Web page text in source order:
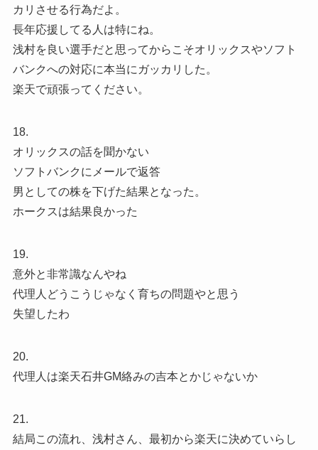
カリさせる行為だよ。
長年応援してる人は特にね。
浅村を良い選手だと思ってからこそオリックスやソフト
バンクへの対応に本当にガッカリした。
楽天で頑張ってください。
18.
オリックスの話を聞かない
ソフトバンクにメールで返答
男としての株を下げた結果となった。
ホークスは結果良かった
19.
意外と非常識なんやね
代理人どうこうじゃなく育ちの問題やと思う
失望したわ
20.
代理人は楽天石井GM絡みの吉本とかじゃないか
21.
結局この流れ、浅村さん、最初から楽天に決めていらし